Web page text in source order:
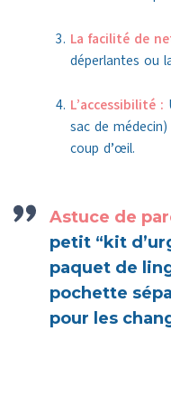
La facilité de
déperlantes ou
L’accessibilité :
sac de
coup d’œil.
Astuce de
petit “kit
paquet de
pochette
pour les